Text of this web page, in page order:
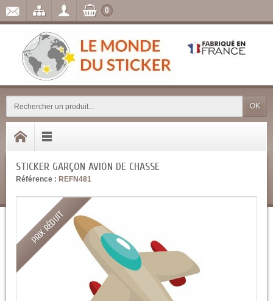
OK
0
STICKER GARÇON AVION DE CHASSE
Référence : REFN481
PRIX RÉDUIT